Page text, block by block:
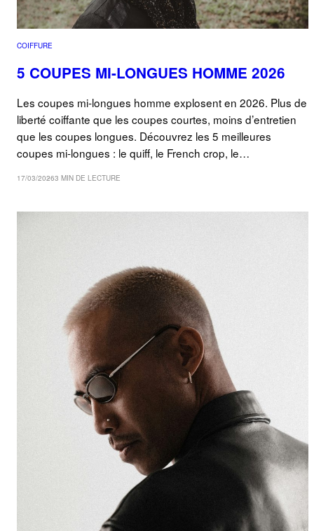
COIFFURE
5 COUPES MI-LONGUES HOMME 2026
Les coupes mi-longues homme explosent en 2026. Plus de
liberté coiffante que les coupes courtes, moins d’entretien
que les coupes longues. Découvrez les 5 meilleures
coupes mi-longues : le quiff, le French crop, le…
17/03/20263 MIN DE LECTURE